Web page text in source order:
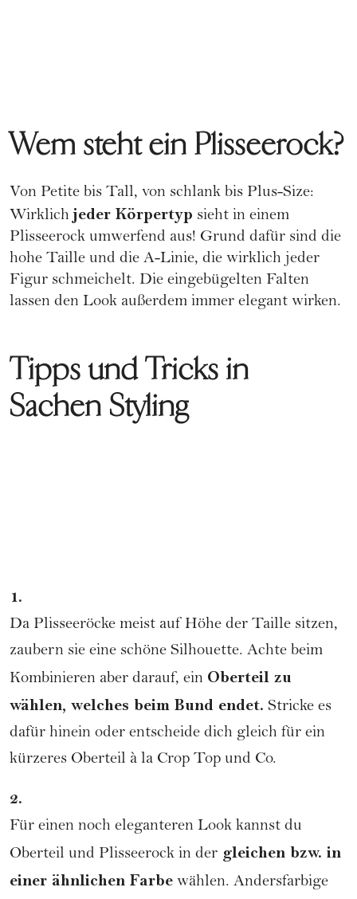
Wem steht ein Plisseerock?
Von Petite bis Tall, von schlank bis Plus-Size:
Wirklichjeder Körpertyp sieht in einem
Plisseerock umwerfend aus! Grund dafür sind die
hohe Taille und die A-Linie, die wirklich jeder
Figur schmeichelt. Die eingebügelten Falten
lassen den Look außerdem immer elegant wirken.
Tipps und Tricks in
Sachen Styling
1.
Da Plisseeröcke meist auf Höhe der Taille sitzen,
zaubern sie eine schöne Silhouette. Achte beim
Kombinieren aber darauf, ein Oberteil zu
wählen, welches beim Bund endet. Stricke es
dafür hinein oder entscheide dich gleich für ein
kürzeres Oberteil à la Crop Top und Co.
2.
Für einen noch eleganteren Look kannst du
Oberteil und Plisseerock in der gleichen bzw. in
einer ähnlichen Farbe wählen. Andersfarbige